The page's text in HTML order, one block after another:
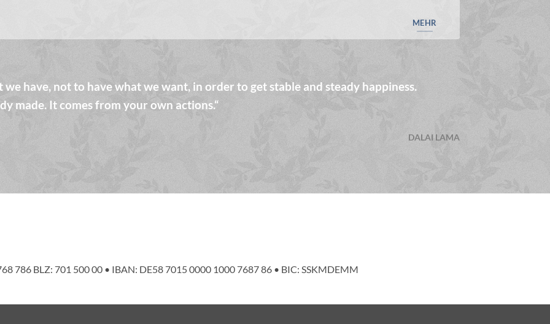
MEHR
have, not to have what we want, in order to get stable and steady happiness.
made. It comes from your own actions.“
DALAI LAMA
786 BLZ: 701 500 00 • IBAN: DE58 7015 0000 1000 7687 86 • BIC: SSKMDEMM